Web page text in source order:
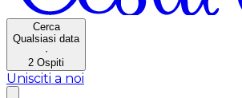
Cerca
Qualsiasi data
·
2 Ospiti
Unisciti a noi